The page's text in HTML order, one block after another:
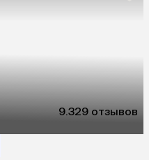
9.329 отзывов